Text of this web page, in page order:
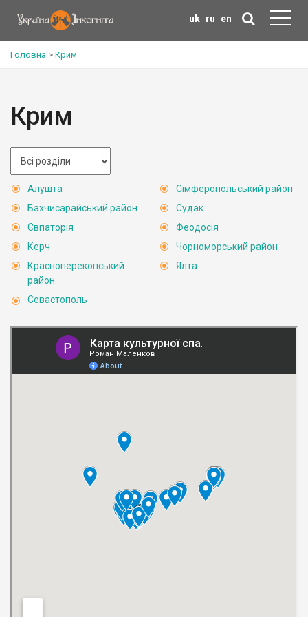
uk ru en
Головна > Крим
Крим
Алушта
Бахчисарайський район
Євпаторія
Керч
Красноперекопський
район
Севастополь
Сімферопольський район
Судак
Феодосія
Чорноморський район
Ялта